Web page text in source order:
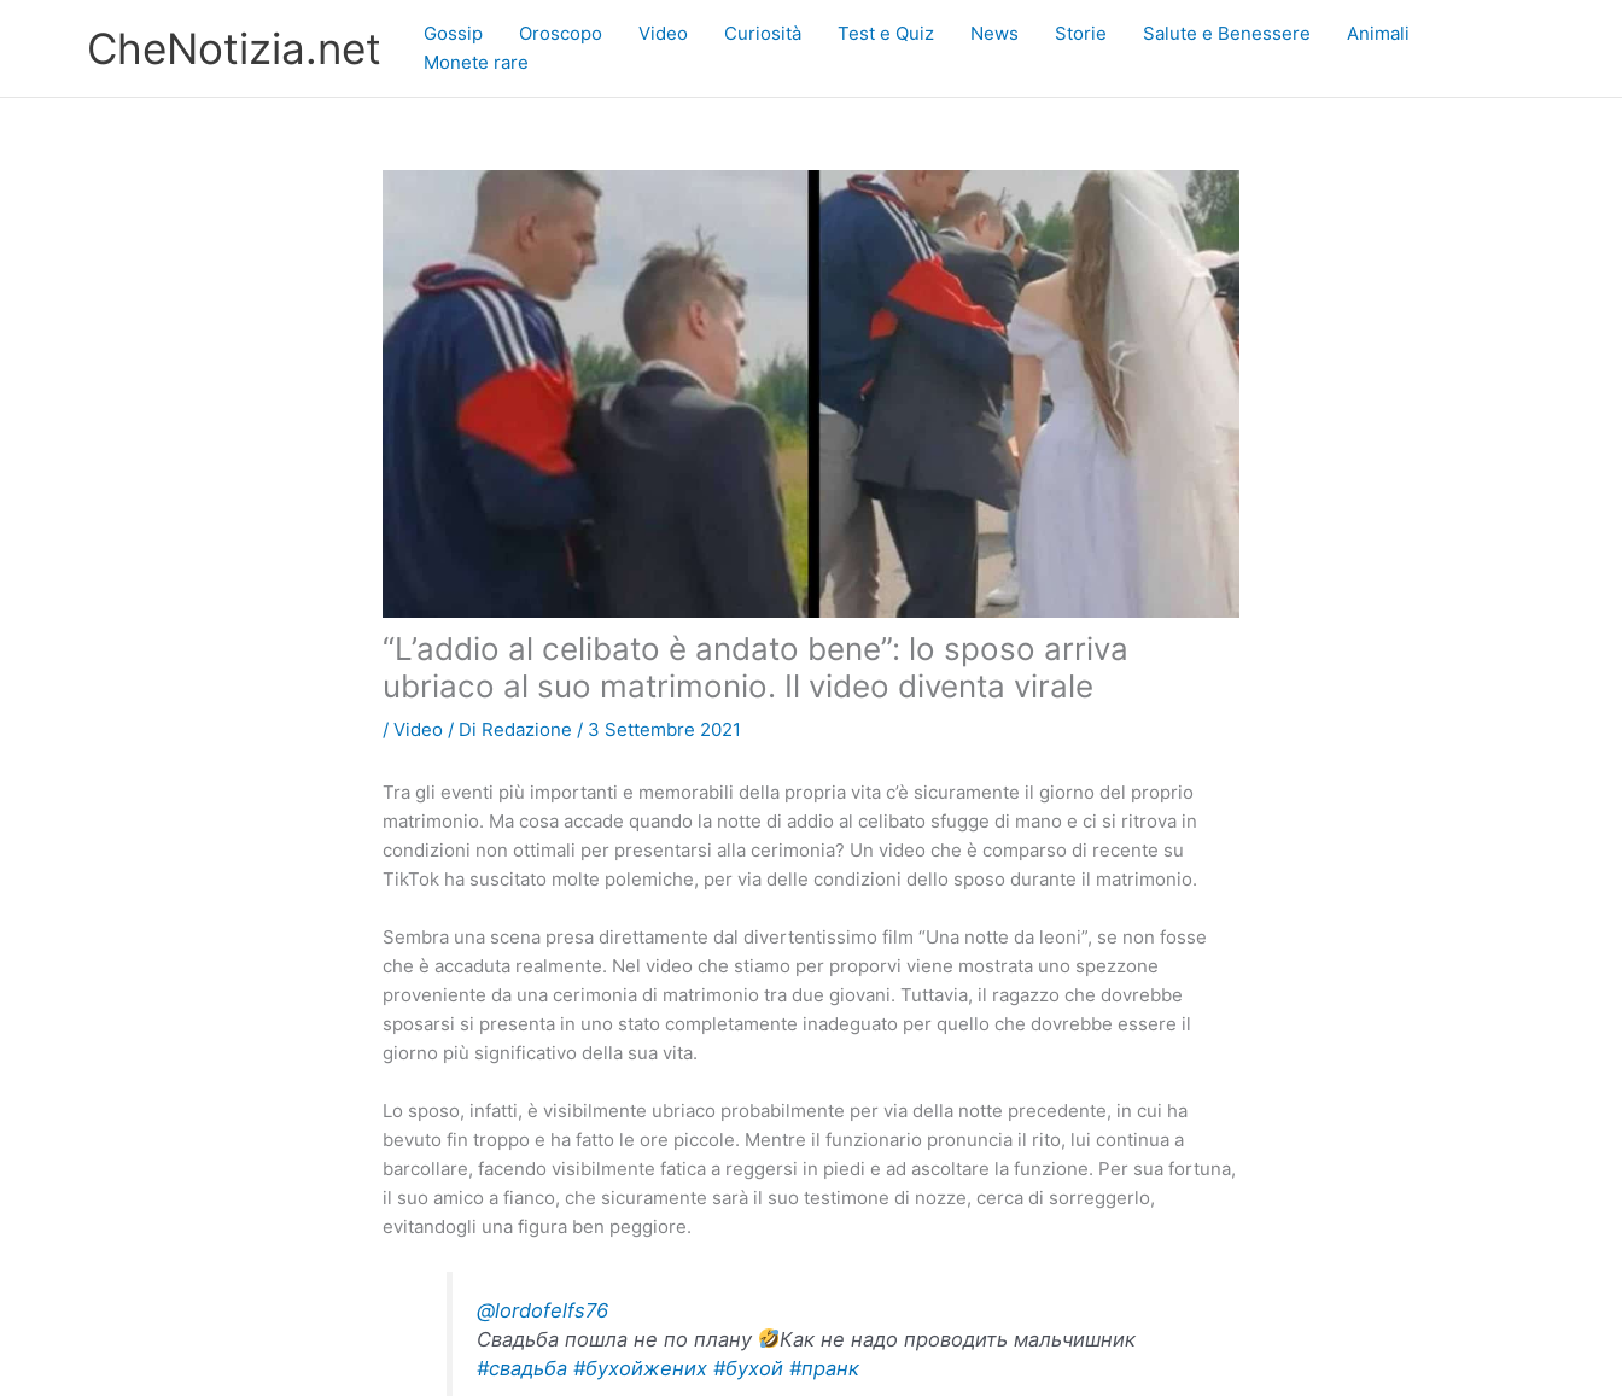
CheNotizia.net Gossip Oroscopo Video Curiosità Test e Quiz News Storie Salute e Benessere
Animali
Monete rare
“L’addio al celibato è andato bene”: lo sposo arriva
ubriaco al suo matrimonio. Il video diventa virale
/ Video / Di Redazione / 3 Settembre 2021
Tra gli eventi più importanti e memorabili della propria vita c’è sicuramente il giorno del proprio
matrimonio. Ma cosa accade quando la notte di addio al celibato sfugge di mano e ci si ritrova in
condizioni non ottimali per presentarsi alla cerimonia? Un video che è comparso di recente su
TikTok ha suscitato molte polemiche, per via delle condizioni dello sposo durante il matrimonio.
Sembra una scena presa direttamente dal divertentissimo film “Una notte da leoni”, se non fosse
che è accaduta realmente. Nel video che stiamo per proporvi viene mostrata uno spezzone
proveniente da una cerimonia di matrimonio tra due giovani. Tuttavia, il ragazzo che dovrebbe
sposarsi si presenta in uno stato completamente inadeguato per quello che dovrebbe essere il
giorno più significativo della sua vita.
Lo sposo, infatti, è visibilmente ubriaco probabilmente per via della notte precedente, in cui ha
bevuto fin troppo e ha fatto le ore piccole. Mentre il funzionario pronuncia il rito, lui continua a
barcollare, facendo visibilmente fatica a reggersi in piedi e ad ascoltare la funzione. Per sua fortuna,
il suo amico a fianco, che sicuramente sarà il suo testimone di nozze, cerca di sorreggerlo,
evitandogli una figura ben peggiore.
@lordofelfs76
Свадьба пошла не по плану
Как не надо проводить мальчишник
#свадьба #бухойжених #бухой #пранк